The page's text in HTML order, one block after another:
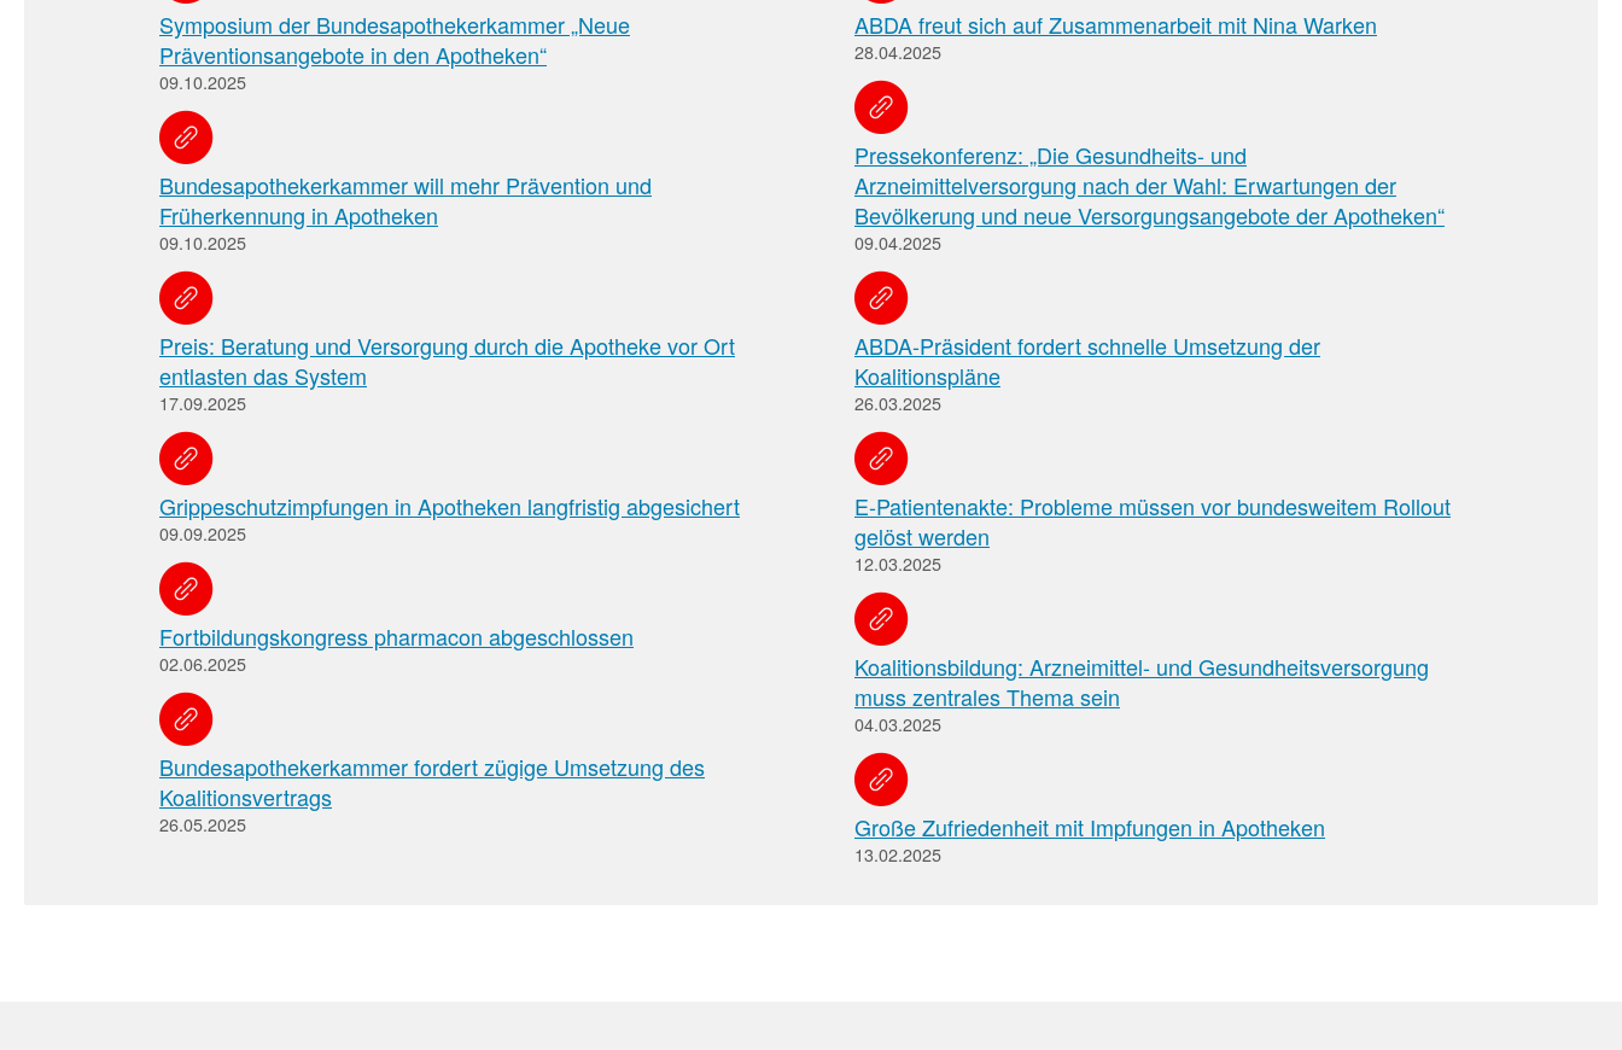
Symposium der Bundesapothekerkammer „Neue
Präventionsangebote in den Apotheken“
09.10.2025
Bundesapothekerkammer will mehr Prävention und
Früherkennung in Apotheken
09.10.2025
Preis: Beratung und Versorgung durch die Apotheke vor Ort
entlasten das System
17.09.2025
Grippeschutzimpfungen in Apotheken langfristig abgesichert
09.09.2025
Fortbildungskongress pharmacon abgeschlossen
02.06.2025
Bundesapothekerkammer fordert zügige Umsetzung des
Koalitionsvertrags
26.05.2025
ABDA freut sich auf Zusammenarbeit mit Nina Warken
28.04.2025
Pressekonferenz: „Die Gesundheits- und
Arzneimittelversorgung nach der Wahl: Erwartungen der
Bevölkerung und neue Versorgungsangebote der Apotheken“
09.04.2025
ABDA-Präsident fordert schnelle Umsetzung der
Koalitionspläne
26.03.2025
E-Patientenakte: Probleme müssen vor bundesweitem Rollout
gelöst werden
12.03.2025
Koalitionsbildung: Arzneimittel- und Gesundheitsversorgung
muss zentrales Thema sein
04.03.2025
Große Zufriedenheit mit Impfungen in Apotheken
13.02.2025
Meldung zum
Apothekenverzeichnis
und Beitrittserklärung
zum Rahmenvertrag
Hier
finden
Sie
u.
a.
Rahmenvertrag
über
die
Arzneimittelversorgung
sowie
die
Vereinbarung.
in
der
Apotheke
FAQ
„Cannabisgesetz“
gestellte
Fragen
Antworten
zu
den
Neuerungen
des
sog.
„Cannabisgesetzes“
(für
Apotheken)